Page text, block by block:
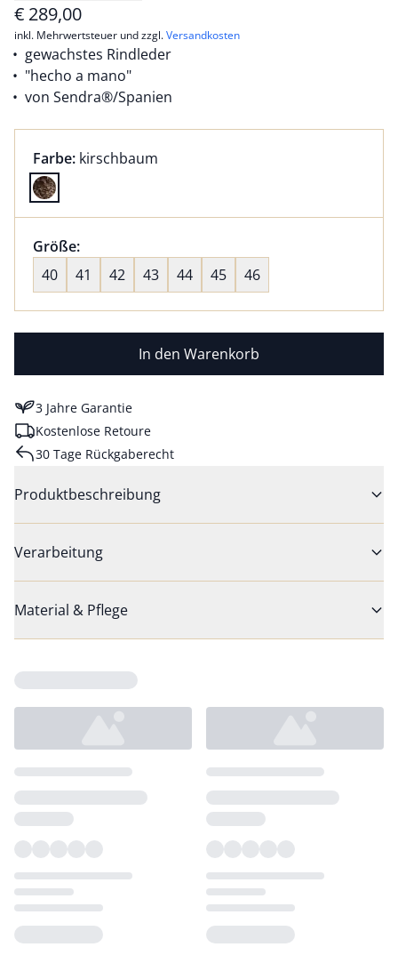
€ 289,00
inkl. Mehrwertsteuer und zzgl.Versandkosten
gewachstes Rindleder
"hecho a mano"
von Sendra®/Spanien
Farbauswahl:
Farbe: aktuell ausgewählt:
kirschbaum
Farbe kirschbaum ausgewählt
Größenauswahl:
Größe:nichts ausgewählt
40
41 42 43 44 45 46
In den Warenkorb
3 Jahre Garantie
Kostenlose Retoure
30 Tage Rückgaberecht
Produktbeschreibung
Verarbeitung
Material & Pflege